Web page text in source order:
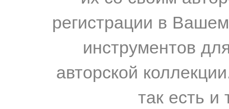
регистрации в
инструментов
авторской
так есть и